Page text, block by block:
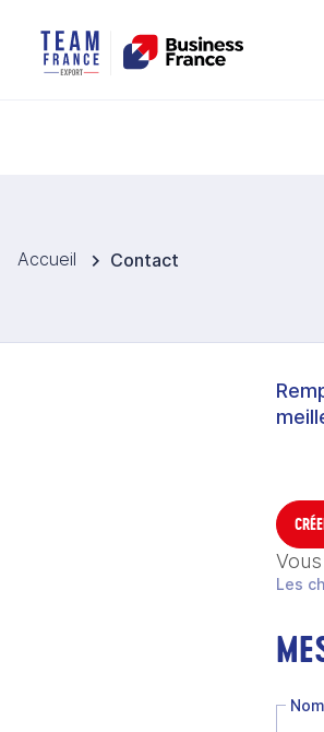
Accueil Contact
Les
Nom